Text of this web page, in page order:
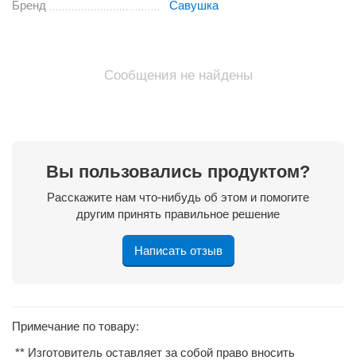
Бренд Савушка
Сообщения не найдены
Вы пользовались продуктом?
Расскажите нам что-нибудь об этом и помогите
другим принять правильное решение
Написать отзыв
Примечание по товару:
** Изготовитель оставляет за собой право вносить